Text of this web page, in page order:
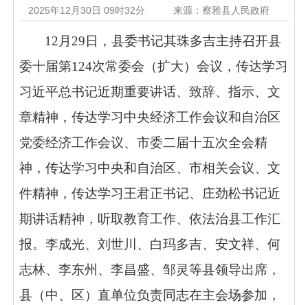
2025年12月30日 09时32分 来源：察雅县人民政府
12月29日，县委书记其珠多吉主持召开县
委十届第124次常委会（扩大）会议，传达学习
习近平总书记近期重要讲话、致辞、指示、文
章精神，传达学习中央经济工作会议和自治区
党委经济工作会议、市委二届十五次全会精
神，传达学习中央和自治区、市相关会议、文
件精神，传达学习王君正书记、庄劲松书记近
期讲话精神，听取教育工作、依法治县工作汇
报。李成光、刘世川、白玛多吉、安文祥、何
志林、李东州、李昌盛、邹灵等县领导出席，
县（中、区）直单位负责同志在主会场参加，